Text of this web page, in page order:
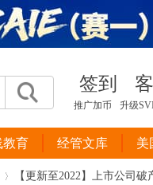
签到
推广加币
升级
教育 经管文库 美
【更新至2022】上市公司